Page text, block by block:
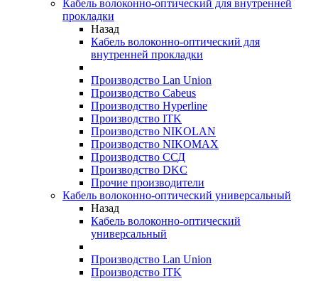
Кабель волоконно-оптический для внутренней
прокладки
Назад
Кабель волоконно-оптический для
внутренней прокладки
Производство Lan Union
Производство Cabeus
Производство Hyperline
Производство ITK
Производство NIKOLAN
Производство NIKOMAX
Производство ССД
Производство DKC
Прочие производители
Кабель волоконно-оптический универсальный
Назад
Кабель волоконно-оптический
универсальный
Производство Lan Union
Производство ITK